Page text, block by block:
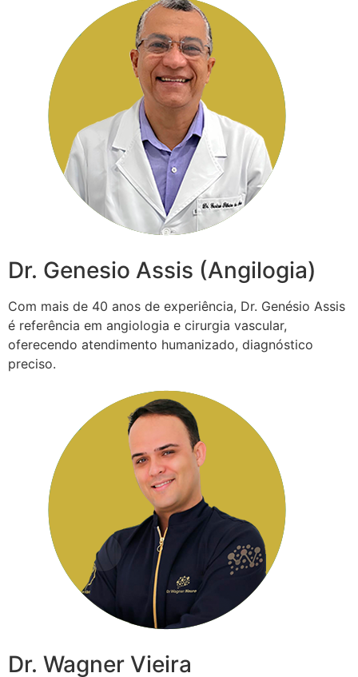
Dr. Genesio Assis (Angilogia)
Com mais de 40 anos de experiência, Dr. Genésio Assis
é referência em angiologia e cirurgia vascular,
oferecendo atendimento humanizado, diagnóstico
preciso.
Dr. Wagner Vieira